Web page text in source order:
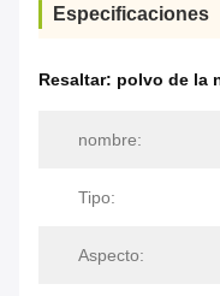
Especificaciones
Resaltar: polvo de la
nombre:
Tipo:
Aspecto: